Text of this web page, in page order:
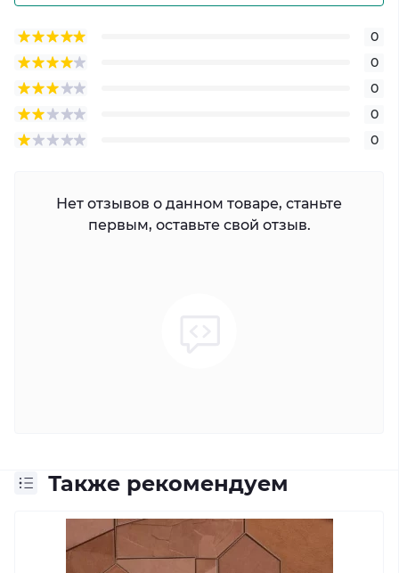
0
0
0
0
0
Нет отзывов о данном товаре, станьте
первым, оставьте свой отзыв.
Также рекомендуем